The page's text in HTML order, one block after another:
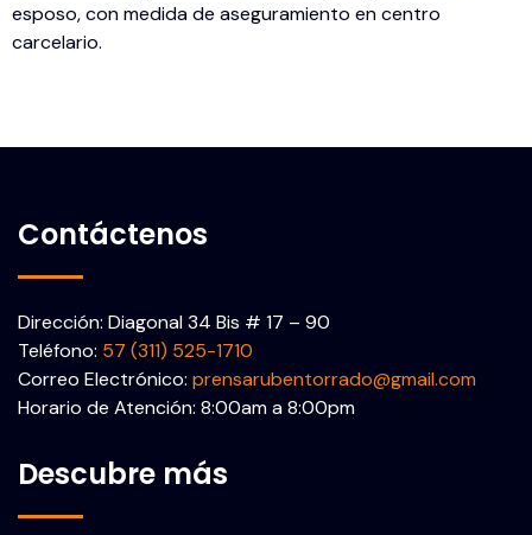
esposo, con medida de aseguramiento en centro
carcelario.
Contáctenos
Dirección: Diagonal 34 Bis # 17 – 90
Teléfono: 57 (311) 525-1710
Correo Electrónico: prensarubentorrado@gmail.com
Horario de Atención: 8:00am a 8:00pm
Descubre más